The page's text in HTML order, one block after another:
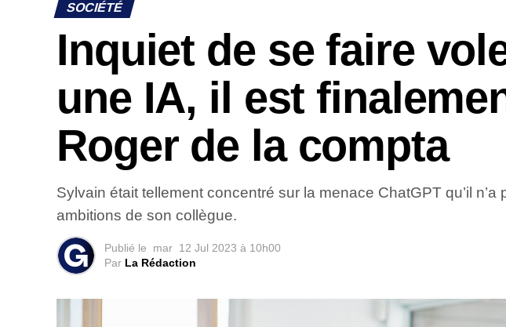
SOCIÉTÉ
Inquiet de se faire
une IA, il est
Roger de la compta
Sylvain était tellement concentré sur la menace ChatGPT qu’il
ambitions de son collègue.
Publié le mar 12 Jul 2023 à 10h00
Par La Rédaction